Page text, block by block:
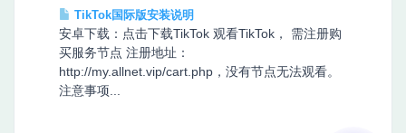
TikTok国际版安装说明
安卓下载：点击下载TikTok 观看TikTok， 需注册购
买服务节点 注册地址：
http://my.allnet.vip/cart.php，没有节点无法观看。
注意事项...